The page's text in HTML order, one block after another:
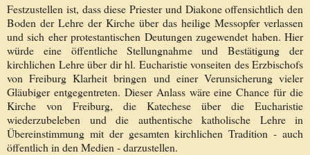
Festzustellen ist, dass diese Priester und Diakone offensichtlich den
Boden der Lehre der Kirche über das heilige Messopfer verlassen
und sich eher protestantischen Deutungen zugewendet haben. Hier
würde eine öffentliche Stellungnahme und Bestätigung der
kirchlichen Lehre über dir hl. Eucharistie vonseiten des Erzbischofs
von Freiburg Klarheit bringen und einer Verunsicherung vieler
Gläubiger entgegentreten. Dieser Anlass wäre eine Chance für die
Kirche von Freiburg, die Katechese über die Eucharistie
wiederzubeleben und die authentische katholische Lehre in
Übereinstimmung mit der gesamten kirchlichen Tradition - auch
öffentlich in den Medien - darzustellen.